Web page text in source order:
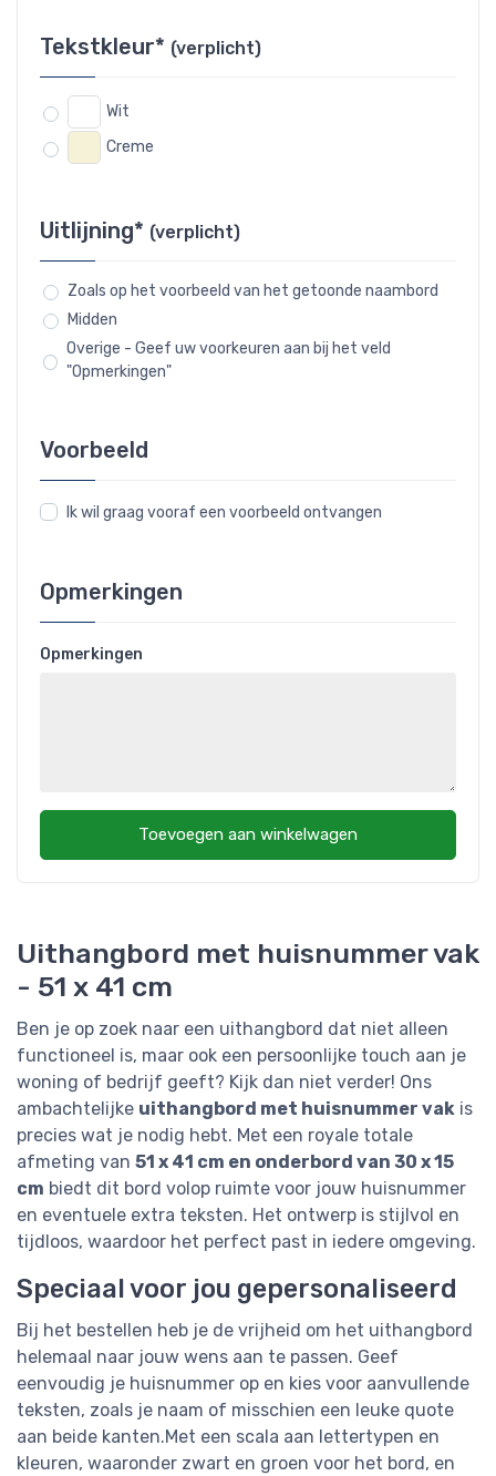
Uithangbord met huisnummer vak
- 51 x 41 cm
Ben je op zoek naar een uithangbord dat niet alleen
functioneel is, maar ook een persoonlijke touch aan je
woning of bedrijf geeft? Kijk dan niet verder! Ons
ambachtelijke uithangbord met huisnummer vak is
precies wat je nodig hebt. Met een royale totale
afmeting van 51 x 41 cm en onderbord van 30 x 15
cm biedt dit bord volop ruimte voor jouw huisnummer
en eventuele extra teksten. Het ontwerp is stijlvol en
tijdloos, waardoor het perfect past in iedere omgeving.
Speciaal voor jou gepersonaliseerd
Bij het bestellen heb je de vrijheid om het uithangbord
helemaal naar jouw wens aan te passen. Geef
eenvoudig je huisnummer op en kies voor aanvullende
teksten, zoals je naam of misschien een leuke quote
aan beide kanten.Met een scala aan lettertypen en
kleuren, waaronder zwart en groen voor het bord, en
Tekstkleur* (verplicht)
Wit
Creme
Uitlijning* (verplicht)
Zoals op het voorbeeld van het getoonde naambord
Midden
Overige - Geef uw voorkeuren aan bij het veld
"Opmerkingen"
Voorbeeld
Ik wil graag vooraf een voorbeeld ontvangen
Opmerkingen
Opmerkingen
Toevoegen aan winkelwagen